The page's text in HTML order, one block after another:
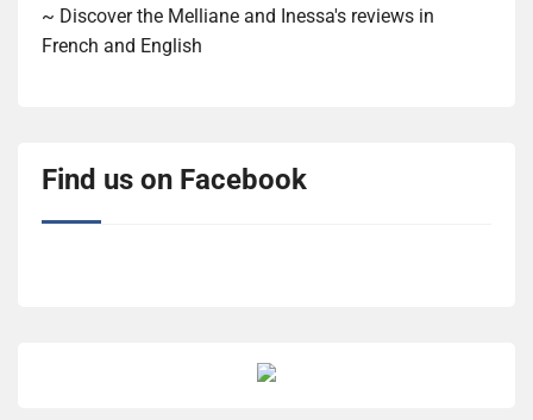
~ Discover the Melliane and Inessa's reviews in
French and English
Find us on Facebook